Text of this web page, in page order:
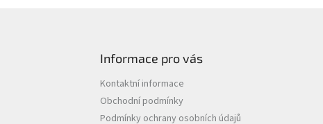
Informace pro vás
Kontaktní informace
Obchodní podmínky
Podmínky ochrany osobních údajů